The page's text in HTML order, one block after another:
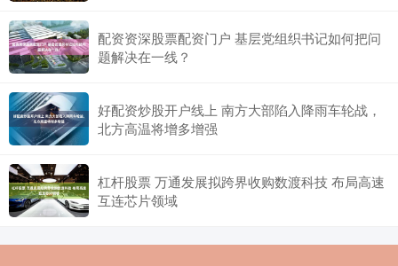
配资资深股票配资门户 基层党组织书记如何把问
题解决在一线？
好配资炒股开户线上 南方大部陷入降雨车轮战，
北方高温将增多增强
杠杆股票 万通发展拟跨界收购数渡科技 布局高速
互连芯片领域